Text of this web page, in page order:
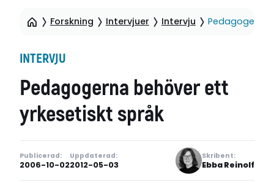
Forskning Intervjuer Intervju Pedagogerna
INTERVJU
Pedagogerna behöver ett
yrkesetiskt språk
Publicerad:
2006-10-02
Uppdaterad:
2012-05-03
Skribent:
Ebba Reinolf